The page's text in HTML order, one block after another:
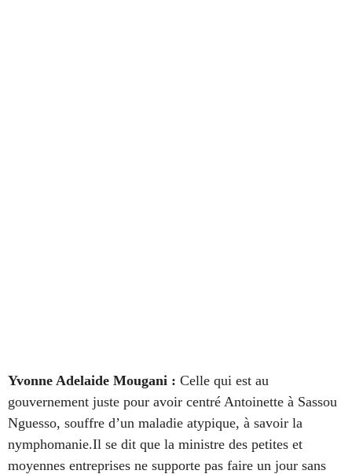
Yvonne Adelaide Mougani : Celle qui est au
gouvernement juste pour avoir centré Antoinette à Sassou
Nguesso, souffre d’un maladie atypique, à savoir la
nymphomanie.Il se dit que la ministre des petites et
moyennes entreprises ne supporte pas faire un jour sans